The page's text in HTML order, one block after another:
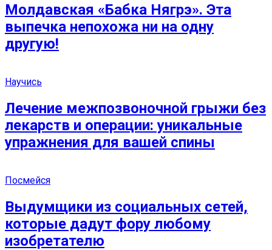
Молдавская «Бабка Нягрэ». Эта
выпечка непохожа ни на одну
другую!
Научись
Лечение межпозвоночной грыжи без
лекарств и операции: уникальные
упражнения для вашей спины
Посмейся
Выдумщики из социальных сетей,
которые дадут фору любому
изобретателю